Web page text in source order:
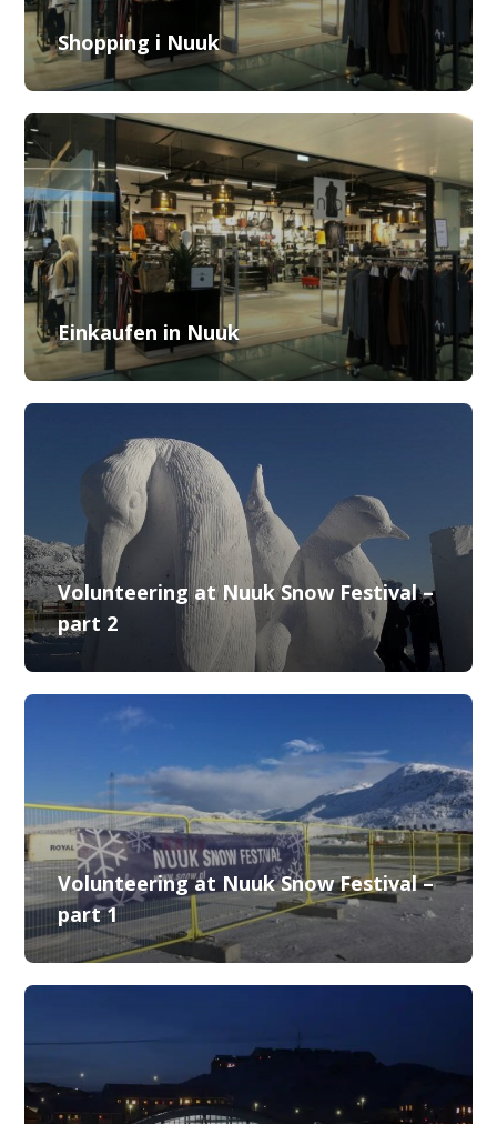
Shopping i Nuuk
Einkaufen in Nuuk
Volunteering at Nuuk Snow Festival –
part 2
Volunteering at Nuuk Snow Festival –
part 1